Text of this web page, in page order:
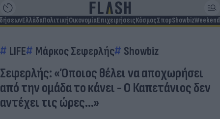
ΕλλάδαΠολιτικήΟικονομίαΕπιχειρήσειςΚόσμοςΣπορShowbizWeekend
LIFE Μάρκος Σεφερλής Showbiz
Σεφερλής: «Όποιος θέλει να αποχωρήσει
από την ομάδα το κάνει - Ο Καπετάνιος δεν
αντέχει τις ώρες...»